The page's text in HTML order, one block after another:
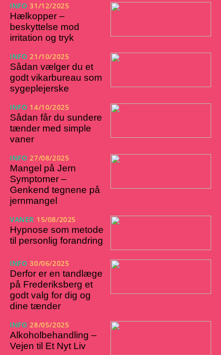
INFO 31/12/2025
Hælkopper –
beskyttelse mod
irritation og tryk
INFO 21/10/2025
Sådan vælger du et
godt vikarbureau som
sygeplejerske
INFO 14/10/2025
Sådan får du sundere
tænder med simple
vaner
INFO 27/08/2025
Mangel på Jern
Symptomer –
Genkend tegnene på
jernmangel
VANER 15/08/2025
Hypnose som metode
til personlig forandring
INFO 30/06/2025
Derfor er en tandlæge
på Frederiksberg et
godt valg for dig og
dine tænder
INFO 28/05/2025
Alkoholbehandling –
Vejen til Et Nyt Liv